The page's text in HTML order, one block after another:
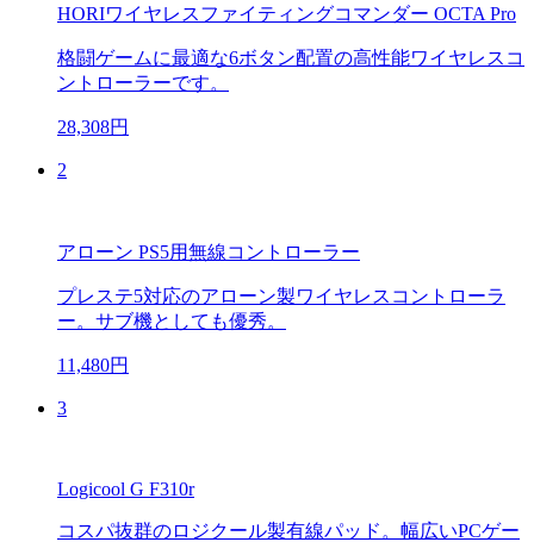
HORIワイヤレスファイティングコマンダー OCTA Pro
格闘ゲームに最適な6ボタン配置の高性能ワイヤレスコ
ントローラーです。
28,308円
2
アローン PS5用無線コントローラー
プレステ5対応のアローン製ワイヤレスコントローラ
ー。サブ機としても優秀。
11,480円
3
Logicool G F310r
コスパ抜群のロジクール製有線パッド。幅広いPCゲー